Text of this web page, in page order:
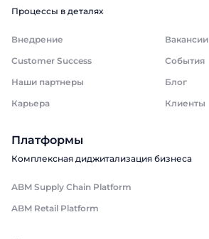
Процессы в деталях
Внедрение
Вакансии
Customer Success
События
Наши партнеры
Блог
Карьера
Клиенты
Платформы
Комплексная диджитализация бизнеса
ABM Supply Chain Platform
ABM Retail Platform